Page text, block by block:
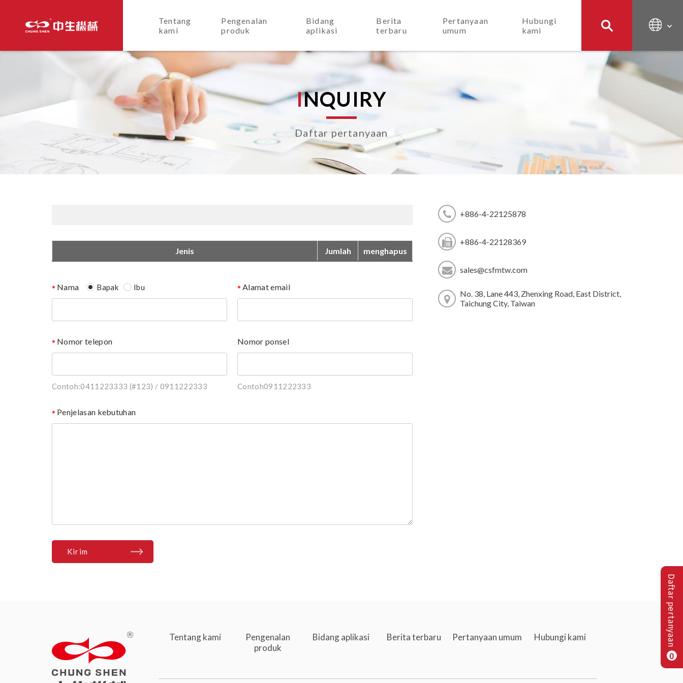
Tentang
kami
Pengenalan
produk
Bidang
aplikasi
Berita
terbaru
Pertanyaan
umum
Hubungi
kami
INQUIRY
Daftar pertanyaan
Jenis Jumlah menghapus
Nama Bapak Ibu Alamat email
Nomor telepon
Contoh:0411223333 (#123) / 0911222333
Nomor ponsel
Contoh0911222333
Penjelasan kebutuhan
Kirim
+886-4-22125878
+886-4-22128369
sales@csfmtw.com
No. 38, Lane 443, Zhenxing Road, East District,
Taichung City, Taiwan
Tentang kami
Pengenalan
produk
Bidang aplikasi Berita terbaru Pertanyaan umum Hubungi kami Daftar pertanyaan
0